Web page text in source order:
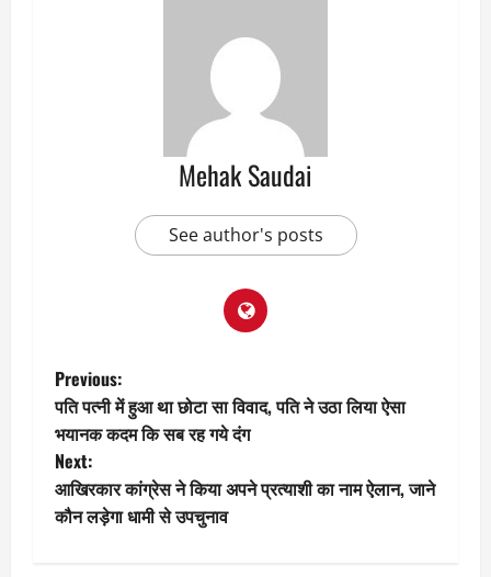
Mehak Saudai
See author's posts
P
o
s
t
Previous:
पति पत्नी में हुआ था छोटा सा विवाद, पति ने उठा लिया ऐसा
भयानक कदम कि सब रह गये दंग
Next:
आखिरकार कांग्रेस ने किया अपने प्रत्याशी का नाम ऐलान, जाने
कौन लड़ेगा धामी से उपचुनाव